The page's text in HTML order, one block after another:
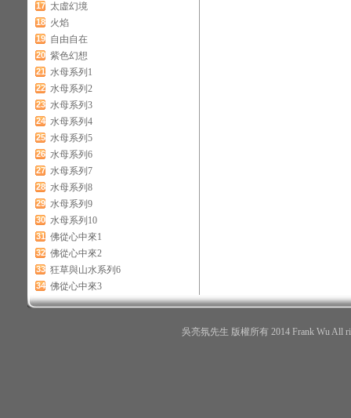
17 太虛幻境
18 火焰
19 自由自在
20 紫色幻想
21 水母系列1
22 水母系列2
23 水母系列3
24 水母系列4
25 水母系列5
26 水母系列6
27 水母系列7
28 水母系列8
29 水母系列9
30 水母系列10
31 佛從心中來1
32 佛從心中來2
33 狂草與山水系列6
34 佛從心中來3
吳亮氛先生 版權所有 2014 Frank Wu All